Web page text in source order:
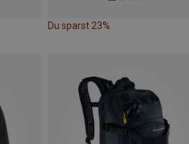
Du sparst 23%